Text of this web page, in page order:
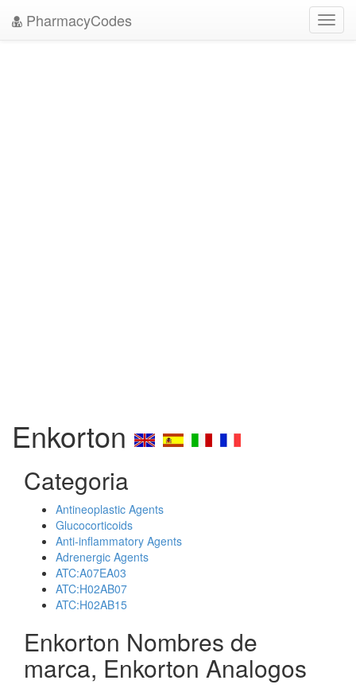
PharmacyCodes
Enkorton
Categoria
Antineoplastic Agents
Glucocorticoids
Anti-inflammatory Agents
Adrenergic Agents
ATC:A07EA03
ATC:H02AB07
ATC:H02AB15
Enkorton Nombres de
marca, Enkorton Analogos